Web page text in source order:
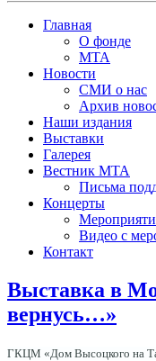
Главная
О фонде
МТА
Новости
СМИ о нас
Архив
Наши издания
Выставки
Галерея
Вестник МТА
Письма
Концерты
Видео с
Контакт
Выставка в
вернусь…»
ГКЦМ «Дом Высоцкого на